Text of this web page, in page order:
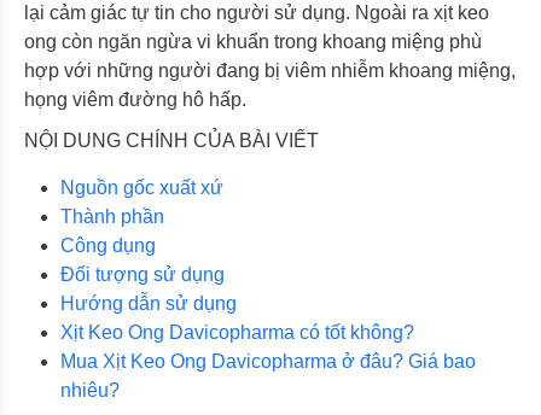
lại cảm giác tự tin cho người sử dụng. Ngoài ra xịt keo
ong còn ngăn ngừa vi khuẩn trong khoang miệng phù
hợp với những người đang bị viêm nhiễm khoang miệng,
họng viêm đường hô hấp.
NỘI DUNG CHÍNH CỦA BÀI VIẾT
Nguồn gốc xuất xứ
Thành phần
Công dụng
Đối tượng sử dụng
Hướng dẫn sử dụng
Xịt Keo Ong Davicopharma có tốt không?
Mua Xịt Keo Ong Davicopharma ở đâu? Giá bao
nhiêu?